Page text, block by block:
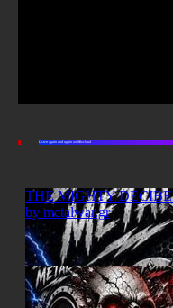
Listen again and again on Mixcloud